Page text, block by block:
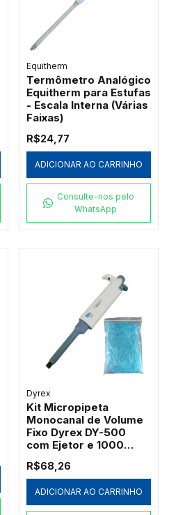
Equitherm
Termômetro Analógico
Equitherm para Estufas
- Escala Interna (Várias
Faixas)
R$24,77
ADICIONAR AO CARRINHO
Consulte-nos pelo
WhatsApp
Dyrex
Kit Micropipeta
Monocanal de Volume
Fixo Dyrex DY-500
com Ejetor e 1000
Redplast 500µL
R$68,26
ADICIONAR AO CARRINHO